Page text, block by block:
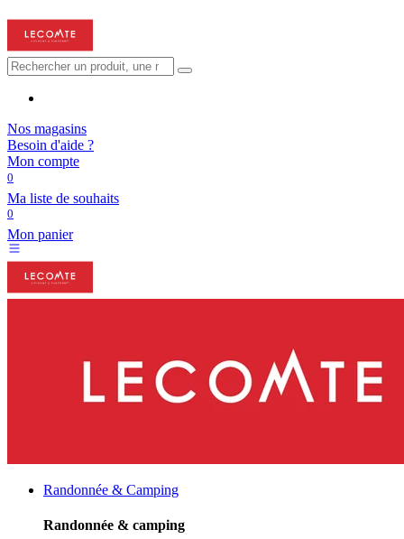
Nos magasins
Besoin d'aide ?
Mon compte
0
Ma liste de souhaits
0
Mon panier
Randonnée & Camping
Randonnée & camping